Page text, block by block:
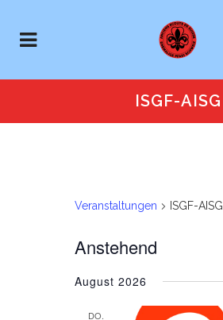
ISGF-AISG
Veranstaltungen ISGF-AISG
Anstehend
August 2026
DO.